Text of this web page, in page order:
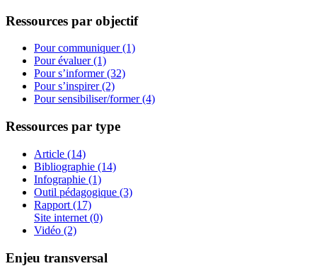
Ressources par objectif
Pour communiquer (1)
Pour évaluer (1)
Pour s’informer (32)
Pour s’inspirer (2)
Pour sensibiliser/former (4)
Ressources par type
Article (14)
Bibliographie (14)
Infographie (1)
Outil pédagogique (3)
Rapport (17)
Site internet (0)
Vidéo (2)
Enjeu transversal